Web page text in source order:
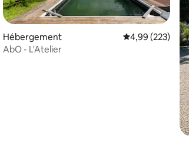
moyenne sur la base de 65 commentaires : 5
Hébergement Évaluation
4,99 (223)
AbO - L'Atelier